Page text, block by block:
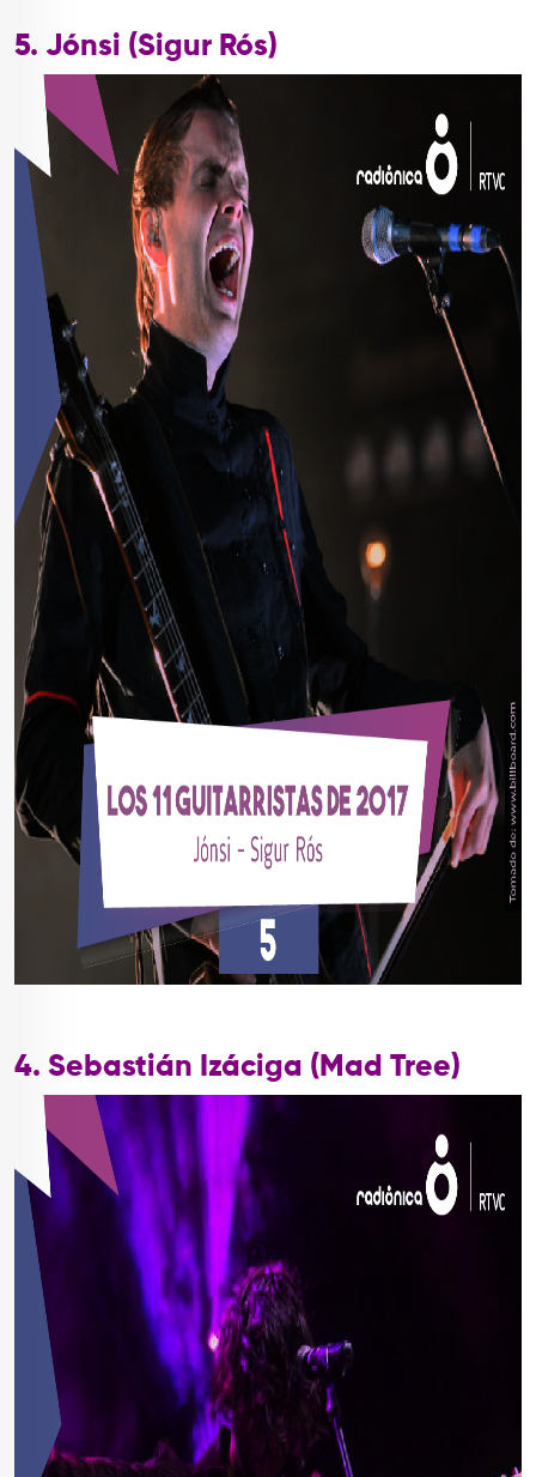
5. Jónsi (Sigur Rós)
4. Sebastián Izáciga (Mad Tree)